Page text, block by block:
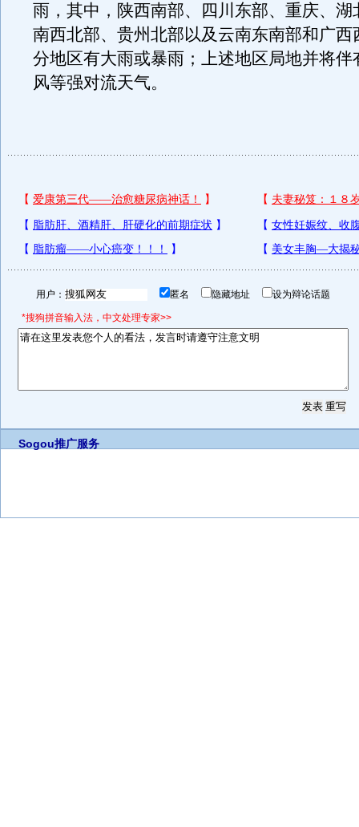
雨，其中，陕西南部、四川东部、重庆、湖
南西北部、贵州北部以及云南东南部和广西
分地区有大雨或暴雨；上述地区局地并将伴
风等强对流天气。
用户： 匿名 隐藏地址 设为辩论话题
*搜狗拼音输入法，中文处理专家>>
Sogou推广服务